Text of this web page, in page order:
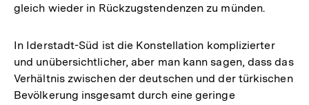
gleich wieder in Rückzugstendenzen zu münden.
In Iderstadt-Süd ist die Konstellation komplizierter
und unübersichtlicher, aber man kann sagen, dass das
Verhältnis zwischen der deutschen und der türkischen
Bevölkerung insgesamt durch eine geringe